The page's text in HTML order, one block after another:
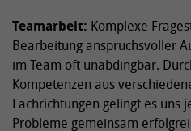
Teamarbeit: Komplexe
Bearbeitung anspruchsvoller
im Team oft unabdingbar.
Kompetenzen aus
Fachrichtungen gelingt es uns
Probleme gemeinsam